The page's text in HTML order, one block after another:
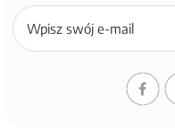
Zapisz
się
newslettera